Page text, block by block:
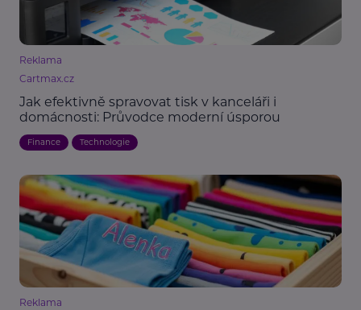
Reklama
Cartmax.cz
Jak efektivně spravovat tisk v kanceláři i
domácnosti: Průvodce moderní úsporou
Finance Technologie
Reklama